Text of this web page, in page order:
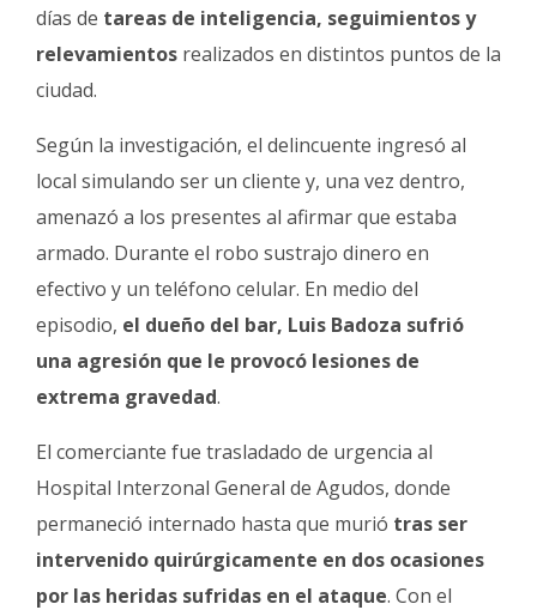
días de tareas de inteligencia, seguimientos y
relevamientos realizados en distintos puntos de la
ciudad.
Según la investigación, el delincuente ingresó al
local simulando ser un cliente y, una vez dentro,
amenazó a los presentes al afirmar que estaba
armado. Durante el robo sustrajo dinero en
efectivo y un teléfono celular. En medio del
episodio, el dueño del bar, Luis Badoza sufrió
una agresión que le provocó lesiones de
extrema gravedad.
El comerciante fue trasladado de urgencia al
Hospital Interzonal General de Agudos, donde
permaneció internado hasta que murió tras ser
intervenido quirúrgicamente en dos ocasiones
por las heridas sufridas en el ataque. Con el